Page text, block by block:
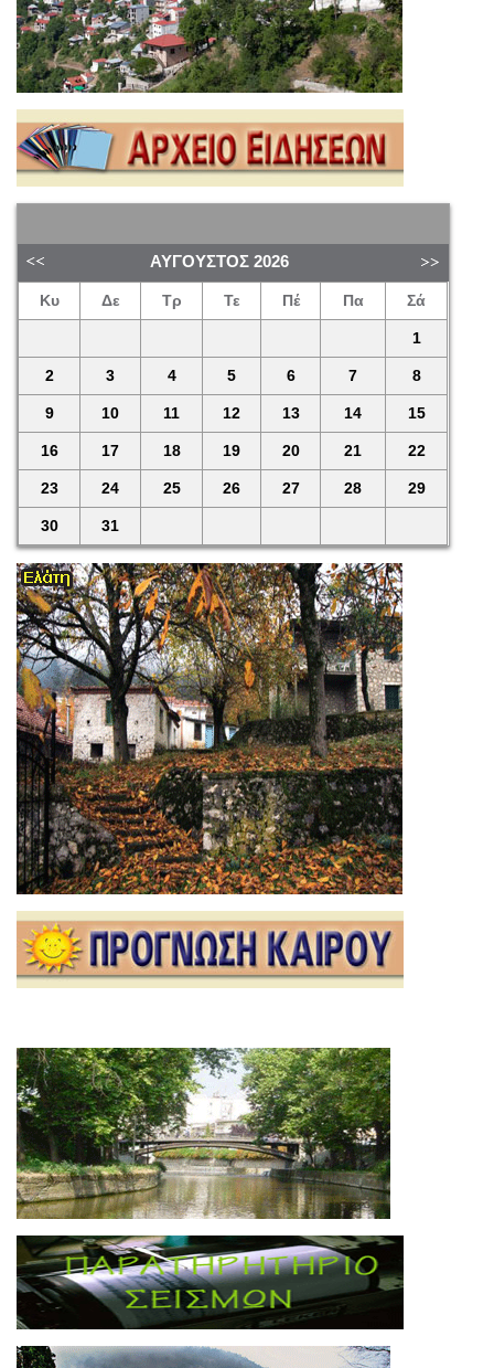
ΑΎΓΟΥΣΤΟΣ 2026
Κυ Δε Τρ Τε Πέ Πα Σά
1
2 3 4 5 6 7 8
9 10 11 12 13 14 15
16 17 18 19 20 21 22
23 24 25 26 27 28 29
30 31